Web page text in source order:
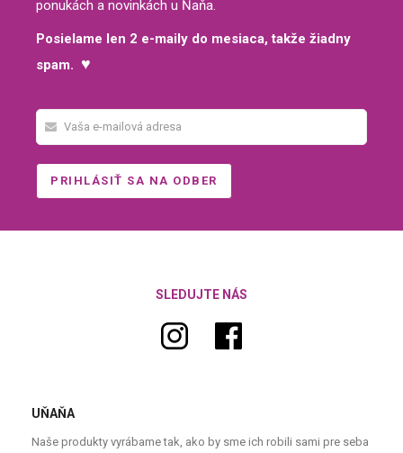
ponukách a novinkách u Ňaňa.
Posielame len 2 e-maily do mesiaca, takže žiadny
spam. ♥
SLEDUJTE NÁS
UŇAŇA
Naše produkty vyrábame tak, ako by sme ich robili sami pre seba